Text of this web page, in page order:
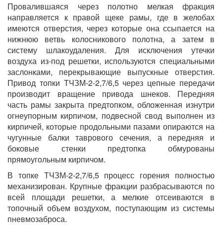
Провалившаяся через полотно мелкая фракция
направляется к правой щеке рамы, где в желобах
имеются отверстия, через которые она ссыпается на
нижнюю ветвь колосникового полотна, а затем в
систему шлакоудаления. Для исключения утечки
воздуха из-под решетки, используются специальными
заслонками, перекрывающие выпускные отверстия.
Привод топки ТЧЗМ-2-2,7/6,5 через цепные передачи
производит вращение привода шнеков. Передняя
часть рамы закрыта предтопком, обложенная изнутри
огнеупорным кирпичом, подвесной свод выполнен из
кирпичей, которые продольными пазами опираются на
чугунные балки таврового сечения, а передняя и
боковые стенки предтопка обмурованы
прямоугольным кирпичом.
В топке ТЧЗМ-2-2,7/6,5 процесс горения полностью
механизирован. Крупные фракции разбрасываются по
всей площади решетки, а мелкие отсеиваются в
топочный объем воздухом, поступающим из системы
пневмозаброса.